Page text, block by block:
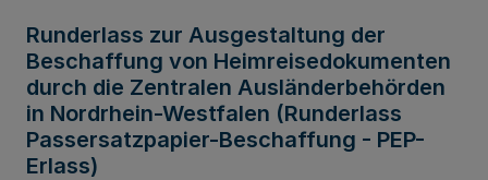
Runderlass zur Ausgestaltung der
Beschaffung von Heimreisedokumenten
durch die Zentralen Ausländerbehörden
in Nordrhein-Westfalen (Runderlass
Passersatzpapier-Beschaffung - PEP-
Erlass)